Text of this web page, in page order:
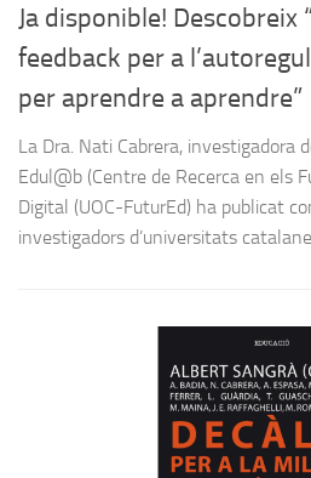
Ja disponible! Descobreix
feedback per a
per aprendre a aprendre”
La Dra. Nati Cabrera, investigadora
Edul@b (Centre de Recerca en els
Digital (UOC-FuturEd) ha publicat
investigadors d’universitats